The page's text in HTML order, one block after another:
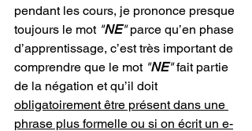
pendant les cours, je prononce presque
toujours le mot "NE" parce qu’en phase
d’apprentissage, c’est très important de
comprendre que le mot "NE" fait partie
de la négation et qu’il doit
obligatoirement être présent dans une
phrase plus formelle ou si on écrit un e-